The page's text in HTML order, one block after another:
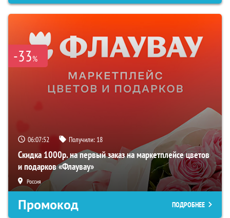
-33%
06:07:51 Получили: 18
Скидка 1000р. на первый заказ на маркетплейсе цветов
и подарков «Флаувау»
Россия
Промокод ПОДРОБНЕЕ